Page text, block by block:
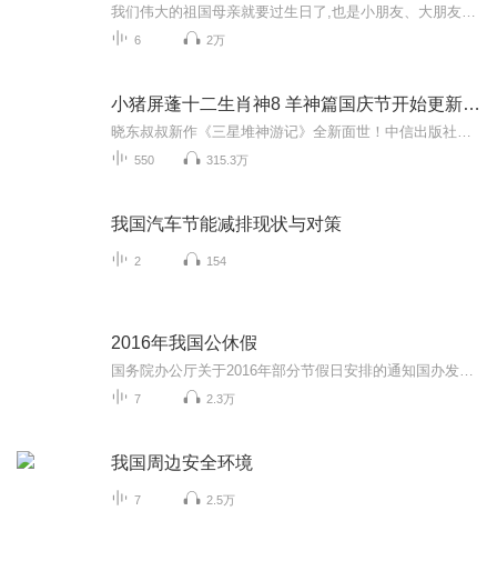
6 2万
小猪屏蓬十二生肖神8 羊神篇国庆节开始更新啦！
550 315.3万
我国汽车节能减排现状与对策
2 154
2016年我国公休假
7 2.3万
我国周边安全环境
7 2.5万